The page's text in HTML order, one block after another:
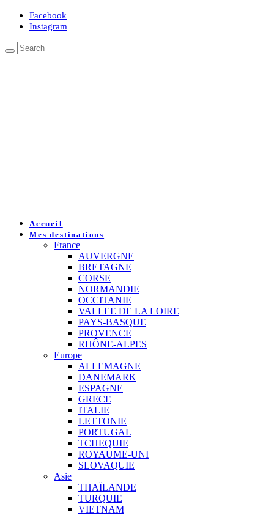
Facebook
Instagram
Accueil
Mes destinations
France
AUVERGNE
BRETAGNE
CORSE
NORMANDIE
OCCITANIE
VALLEE DE LA LOIRE
PAYS-BASQUE
PROVENCE
RHÔNE-ALPES
Europe
ALLEMAGNE
DANEMARK
ESPAGNE
GRECE
ITALIE
LETTONIE
PORTUGAL
TCHEQUIE
ROYAUME-UNI
SLOVAQUIE
Asie
THAÏLANDE
TURQUIE
VIETNAM